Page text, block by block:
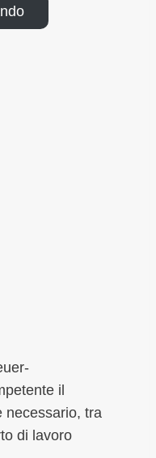
il
necessario, tra
di lavoro